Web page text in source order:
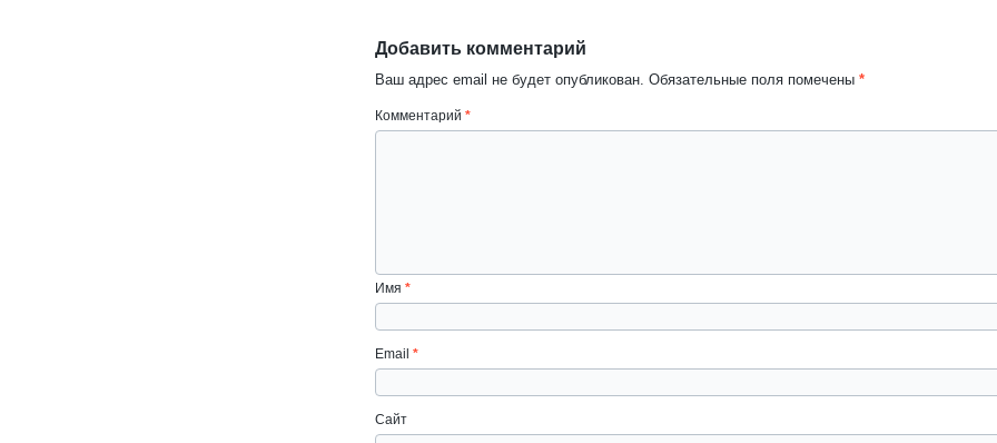
Добавить комментарий
Ваш адрес email не будет опубликован. Обязательные поля помечены *
Комментарий *
Имя *
Email *
Сайт